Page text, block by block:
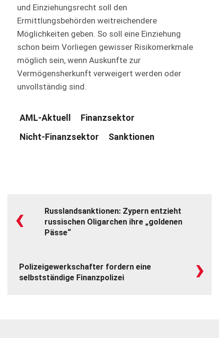
und Einziehungsrecht soll den
Ermittlungsbehörden weitreichendere
Möglichkeiten geben. So soll eine Einziehung
schon beim Vorliegen gewisser Risikomerkmale
möglich sein, wenn Auskunfte zur
Vermögensherkunft verweigert werden oder
unvollständig sind.
AML-Aktuell
Finanzsektor
Nicht-Finanzsektor
Sanktionen
‹
Russlandsanktionen: Zypern entzieht
russischen Oligarchen ihre „goldenen
Pässe“
Polizeigewerkschafter fordern eine
selbstständige Finanzpolizei
›